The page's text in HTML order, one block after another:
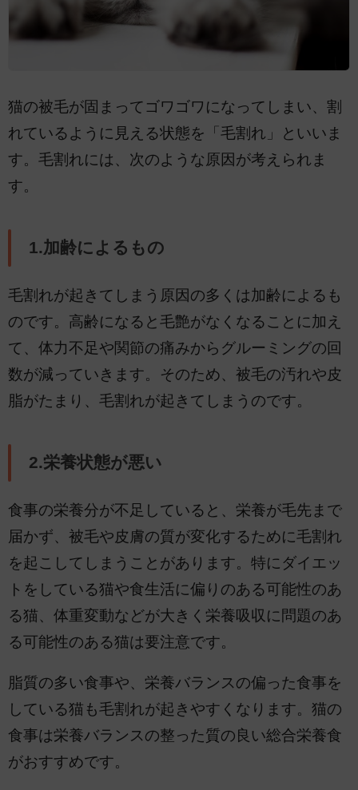
猫の被毛が固まってゴワゴワになってしまい、割
れているように見える状態を「毛割れ」といいま
す。毛割れには、次のような原因が考えられま
す。
1.加齢によるもの
毛割れが起きてしまう原因の多くは加齢によるも
のです。高齢になると毛艶がなくなることに加え
て、体力不足や関節の痛みからグルーミングの回
数が減っていきます。そのため、被毛の汚れや皮
脂がたまり、毛割れが起きてしまうのです。
2.栄養状態が悪い
食事の栄養分が不足していると、栄養が毛先まで
届かず、被毛や皮膚の質が変化するために毛割れ
を起こしてしまうことがあります。特にダイエッ
トをしている猫や食生活に偏りのある可能性のあ
る猫、体重変動などが大きく栄養吸収に問題のあ
る可能性のある猫は要注意です。
脂質の多い食事や、栄養バランスの偏った食事を
している猫も毛割れが起きやすくなります。猫の
食事は栄養バランスの整った質の良い総合栄養食
がおすすめです。